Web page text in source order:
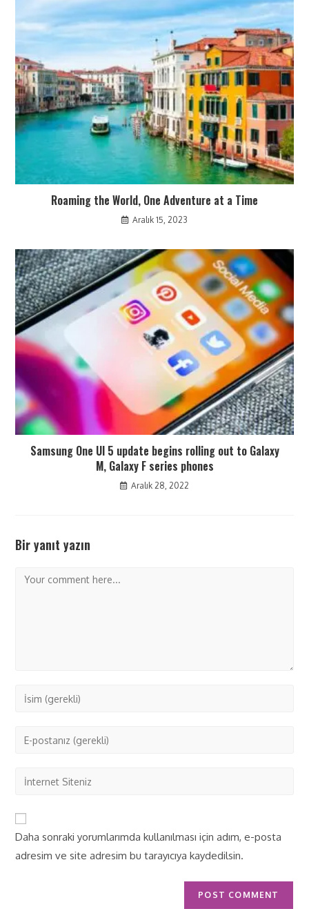
Roaming the World, One Adventure at a Time
Aralık 15, 2023
Samsung One UI 5 update begins rolling out to Galaxy
M, Galaxy F series phones
Aralık 28, 2022
Bir yanıt yazın
Daha sonraki yorumlarımda kullanılması için adım, e-posta
adresim ve site adresim bu tarayıcıya kaydedilsin.